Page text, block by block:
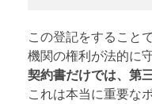
この登記をすること
機関の権利が法的に
契約書だけでは、第
これは本当に重要な